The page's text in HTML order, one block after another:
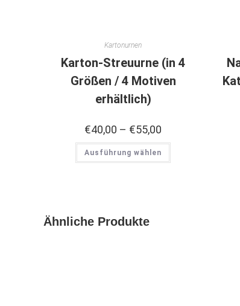
Kartonurnen
Karton-Streuurne (in 4
Größen / 4 Motiven
erhältlich)
€40,00 – €55,00
Ausführung wählen
Ähnliche Produkte